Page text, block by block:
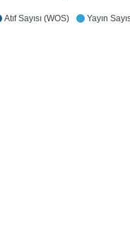
Atıf Sayısı (WOS) Yayın